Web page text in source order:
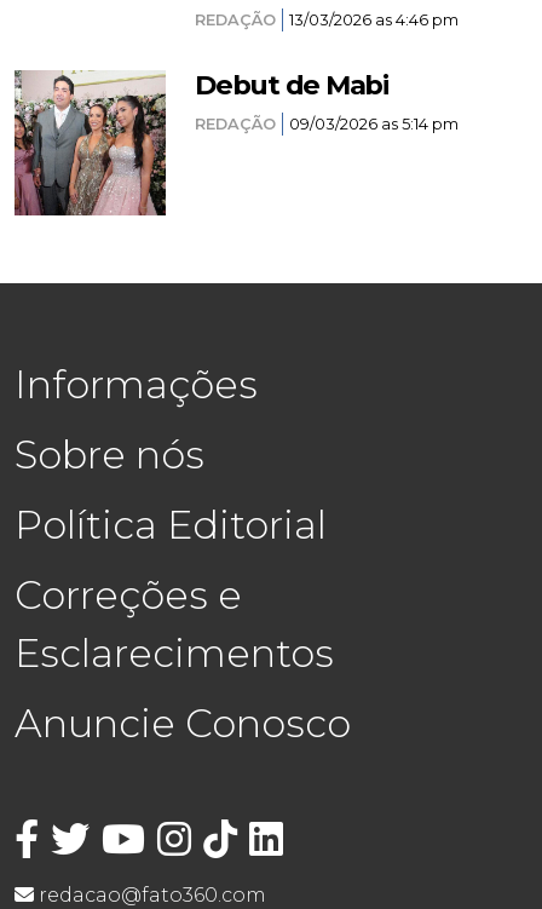
REDAÇÃO 13/03/2026 as 4:46 pm
Debut de Mabi
REDAÇÃO 09/03/2026 as 5:14 pm
Informações
Sobre nós
Política Editorial
Correções e
Esclarecimentos
Anuncie Conosco
redacao@fato360.com